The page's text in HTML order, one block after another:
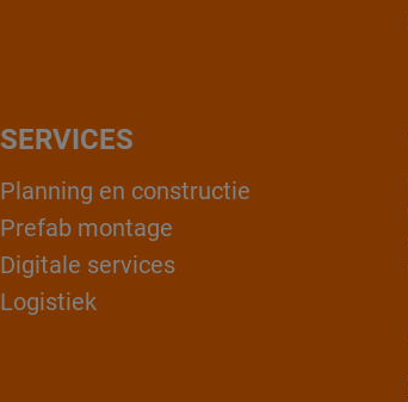
SERVICES
Planning en constructie
Prefab montage
Digitale services
Logistiek